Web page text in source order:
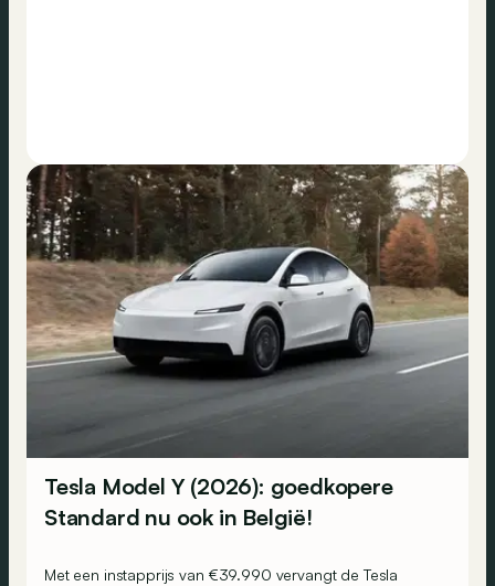
Tesla Model Y (2026): goedkopere
Standard nu ook in België!
Met een instapprijs van €39.990 vervangt de Tesla